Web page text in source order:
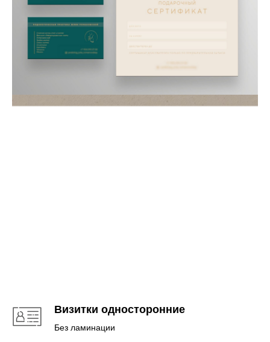
Визитки односторонние
Без ламинации